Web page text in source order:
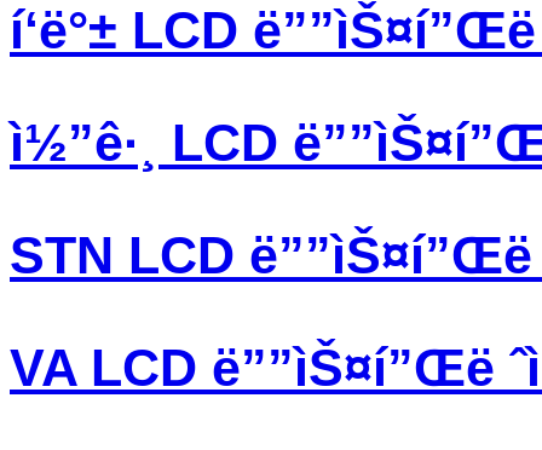
í‘ë°± LCD ë””ìŠ¤í”Œë
ì½”ê·¸ LCD
STN LCD ë””ìŠ¤í”Œë
VA LCD ë””ìŠ¤í”Œë